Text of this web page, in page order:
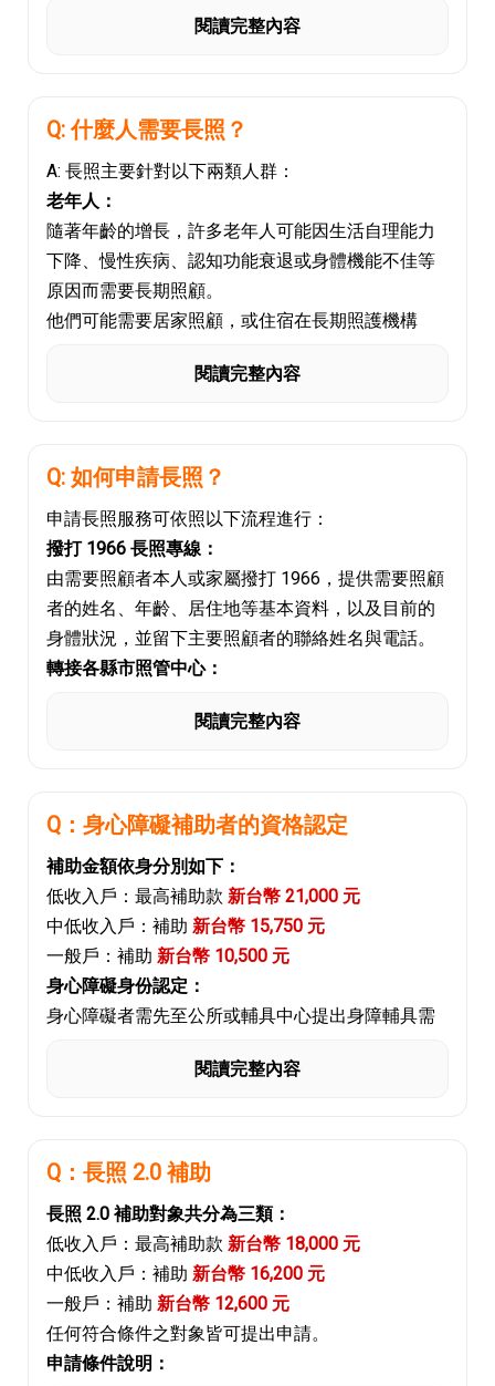
給予需要陪護的長者或身心障礙者每月的照顧費用
補助。
托育補助：
針對需要托育服務的身心障礙者，提供每月一定金
額的托育補助。
長照補助的資格和補助金額可能因地區和法規而有
所不同，申請流程和條件也會有所差異，一般需要
這些補助有助於減輕長期照顧所帶來的負擔，讓需
內容可能包括日間照護、居家照護、住宿型機構照
給予照顧者一定金額的津貼，鼓勵家人或親屬照顧
失能津貼：
針對重度身心障礙者或特殊重大身體障礙者，提供
相應的失能津貼，以減輕其生活及照護負擔。
終身及重度失能照顧津貼：
針對終身身心障礙者或特殊重大身體障礙者，提供
長期津貼。
福利住宅租金補貼：
提供長者日間照護機構相關的補助，降低長者及其
家屬的照護負擔。
社區居家托顧服務補助：
提供社區居家托顧機構相關的補助，讓有需要的居
民可以在家中獲得照顧服務。
實際申請時仍需依個人或家庭狀況符合相關資格條
件，建議與當地社會福利機構或相關政府部門聯
閱讀完整內容
Q: 什麼人需要長照？
A: 長照主要針對以下兩類人群：
老年人：
隨著年齡的增長，許多老年人可能因生活自理能力
下降、慢性疾病、認知功能衰退或身體機能不佳等
原因而需要長期照顧。
他們可能需要居家照顧，或住宿在長期照護機構
這些人可能需要長期的托育、康復治療、日常生活
長照服務的目標是提供有需要的人持續且適切的照
顧，使他們能夠在安全舒適的環境中過著有尊嚴的
生活。
長照可以涵蓋各種不同的領域，包括生活起居的支
援、醫療護理、康復治療、社交活動、心理支援
等，以確保個體的全面照護需求得到滿足。
由於每個人的狀況不同，所需的長照服務也會有所
閱讀完整內容
Q: 如何申請長照？
申請長照服務可依照以下流程進行：
撥打 1966 長照專線：
由需要照顧者本人或家屬撥打 1966，提供需要照顧
者的姓名、年齡、居住地等基本資料，以及目前的
身體狀況，並留下主要照顧者的聯絡姓名與電話。
轉接各縣市照管中心：
心人員協助初步了解是否符合申請資格。
評估，依個人需求擬定照護計劃，並說明可申請的
閱讀完整內容
Q：身心障礙補助者的資格認定
補助金額依身分別如下：
低收入戶：最高補助款 新台幣 21,000 元
中低收入戶：補助 新台幣 15,750 元
一般戶：補助 新台幣 10,500 元
身心障礙身份認定：
身心障礙者需先至公所或輔具中心提出身障輔具需
並於收到核定公文後，方可進行購買。
起，且需領有身心障礙證明手冊。
低收入戶：補助最高補助金額之 100%
中低收入戶：補助最高補助金額之 75%
一般戶：補助最高補助金額之 50%
最高補助金額項目如下：
居家照護床（項次 123）：9,000 元
居家用照顧床附加功能－床板靠背段及腿段獨立抬
閱讀完整內容
Q：長照 2.0 補助
長照 2.0 補助對象共分為三類：
低收入戶：最高補助款 新台幣 18,000 元
中低收入戶：補助 新台幣 16,200 元
一般戶：補助 新台幣 12,600 元
任何符合條件之對象皆可提出申請。
申請條件說明：